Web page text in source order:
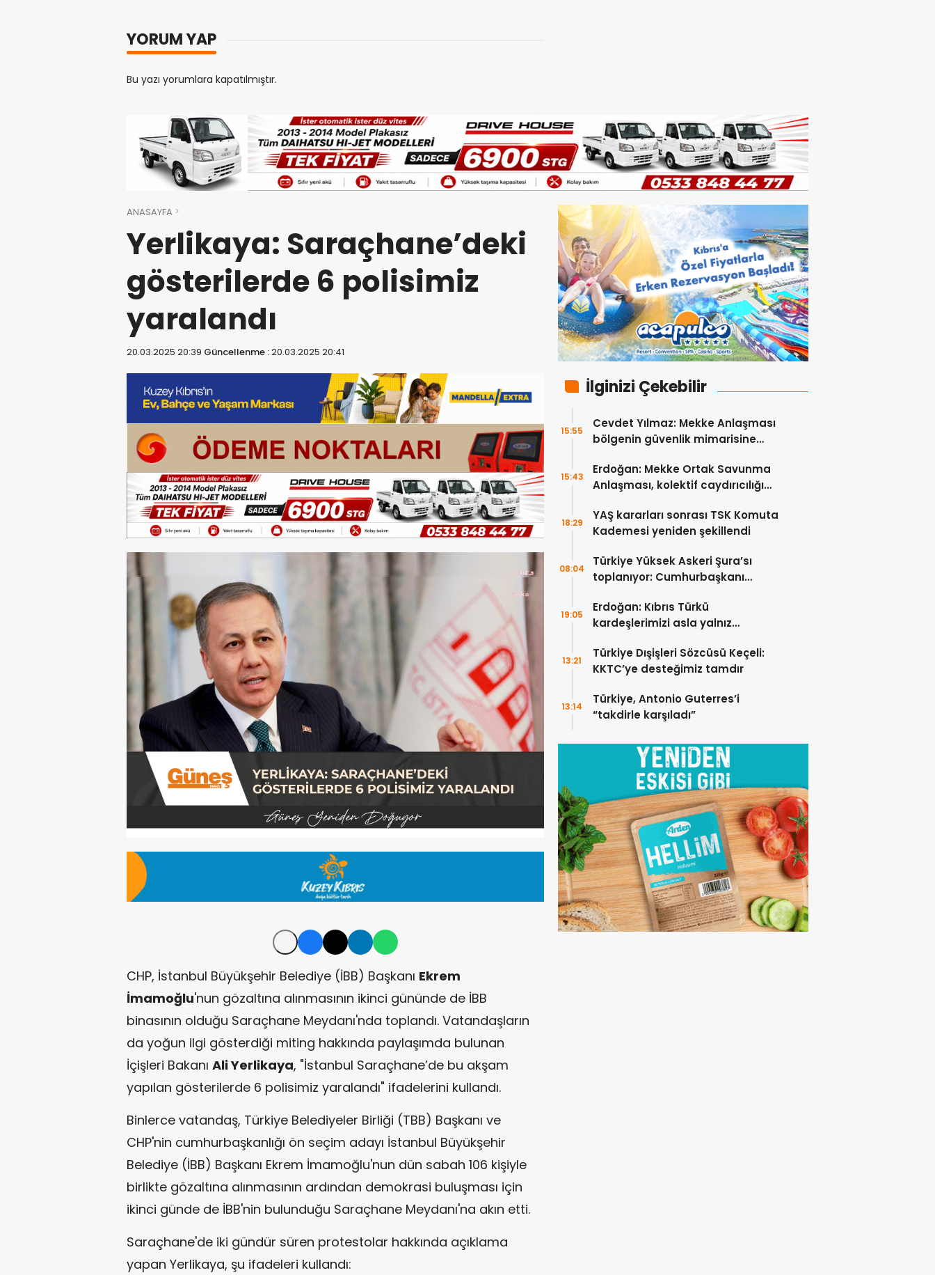
YORUM YAP
Bu yazı yorumlara kapatılmıştır.
ANASAYFA
Yerlikaya: Saraçhane’deki
gösterilerde 6 polisimiz
yaralandı
20.03.2025 20:39 Güncellenme :20.03.2025 20:41
CHP, İstanbul Büyükşehir Belediye (İBB) Başkanı Ekrem
İmamoğlu'nun gözaltına alınmasının ikinci gününde de İBB
binasının olduğu Saraçhane Meydanı'nda toplandı. Vatandaşların
da yoğun ilgi gösterdiği miting hakkında paylaşımda bulunan
İçişleri Bakanı Ali Yerlikaya, "İstanbul Saraçhane’de bu akşam
yapılan gösterilerde 6 polisimiz yaralandı" ifadelerini kullandı.
Binlerce vatandaş, Türkiye Belediyeler Birliği (TBB) Başkanı ve
CHP'nin cumhurbaşkanlığı ön seçim adayı İstanbul Büyükşehir
Belediye (İBB) Başkanı Ekrem İmamoğlu'nun dün sabah 106 kişiyle
birlikte gözaltına alınmasının ardından demokrasi buluşması için
ikinci günde de İBB'nin bulunduğu Saraçhane Meydanı'na akın etti.
Saraçhane'de iki gündür süren protestolar hakkında açıklama
yapan Yerlikaya, şu ifadeleri kullandı:
İlginizi Çekebilir
Cevdet Yılmaz: Mekke Anlaşması
bölgenin güvenlik mimarisine
15:55
Erdoğan: Mekke Ortak Savunma
Anlaşması, kolektif caydırıcılığı
15:43
YAŞ kararları sonrası TSK Komuta
Kademesi yeniden şekillendi
18:29
Türkiye Yüksek Askeri Şura’sı
toplanıyor: Cumhurbaşkanı
08:04
Erdoğan: Kıbrıs Türkü
kardeşlerimizi asla yalnız
19:05
Türkiye Dışişleri Sözcüsü Keçeli:
KKTC’ye desteğimiz tamdır
13:21
Türkiye, Antonio Guterres’i
“takdirle karşıladı”
13:14